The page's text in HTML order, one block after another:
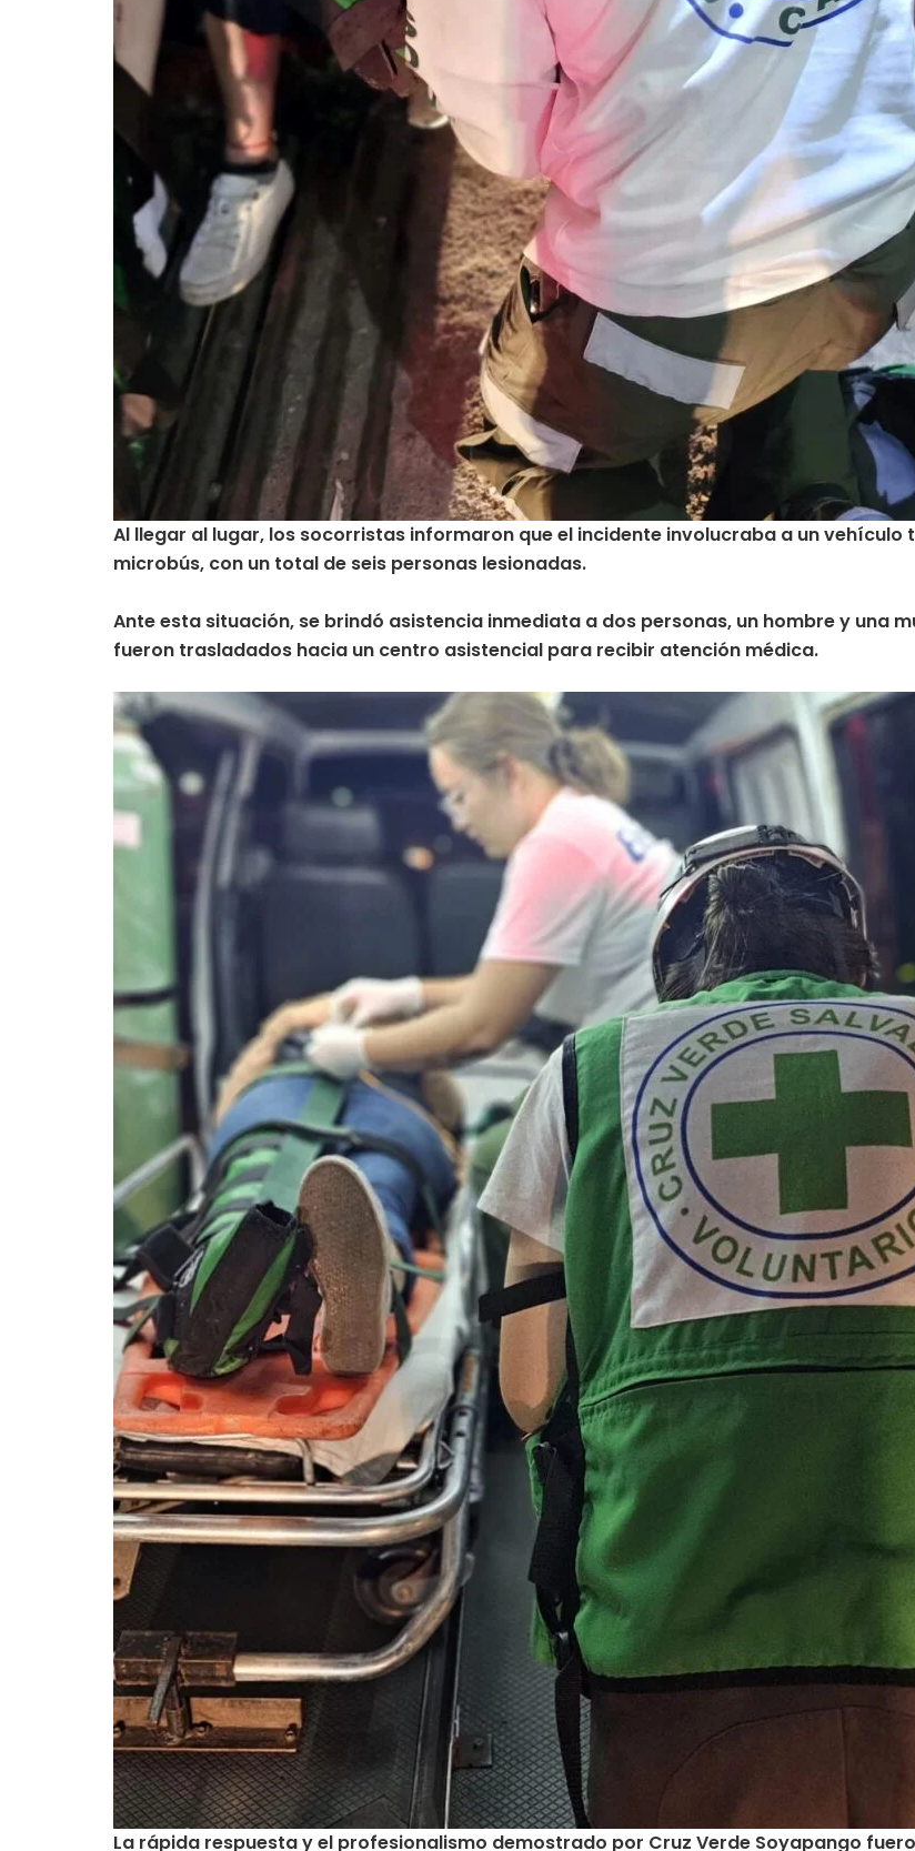
Al llegar al lugar, los socorristas informaron que el incidente involucraba a un vehículo
microbús, con un total de seis personas lesionadas.
Ante esta situación, se brindó asistencia inmediata a dos personas, un hombre y una
fueron trasladados hacia un centro asistencial para recibir atención médica.
La rápida respuesta y el profesionalismo demostrado por Cruz Verde Soyapango